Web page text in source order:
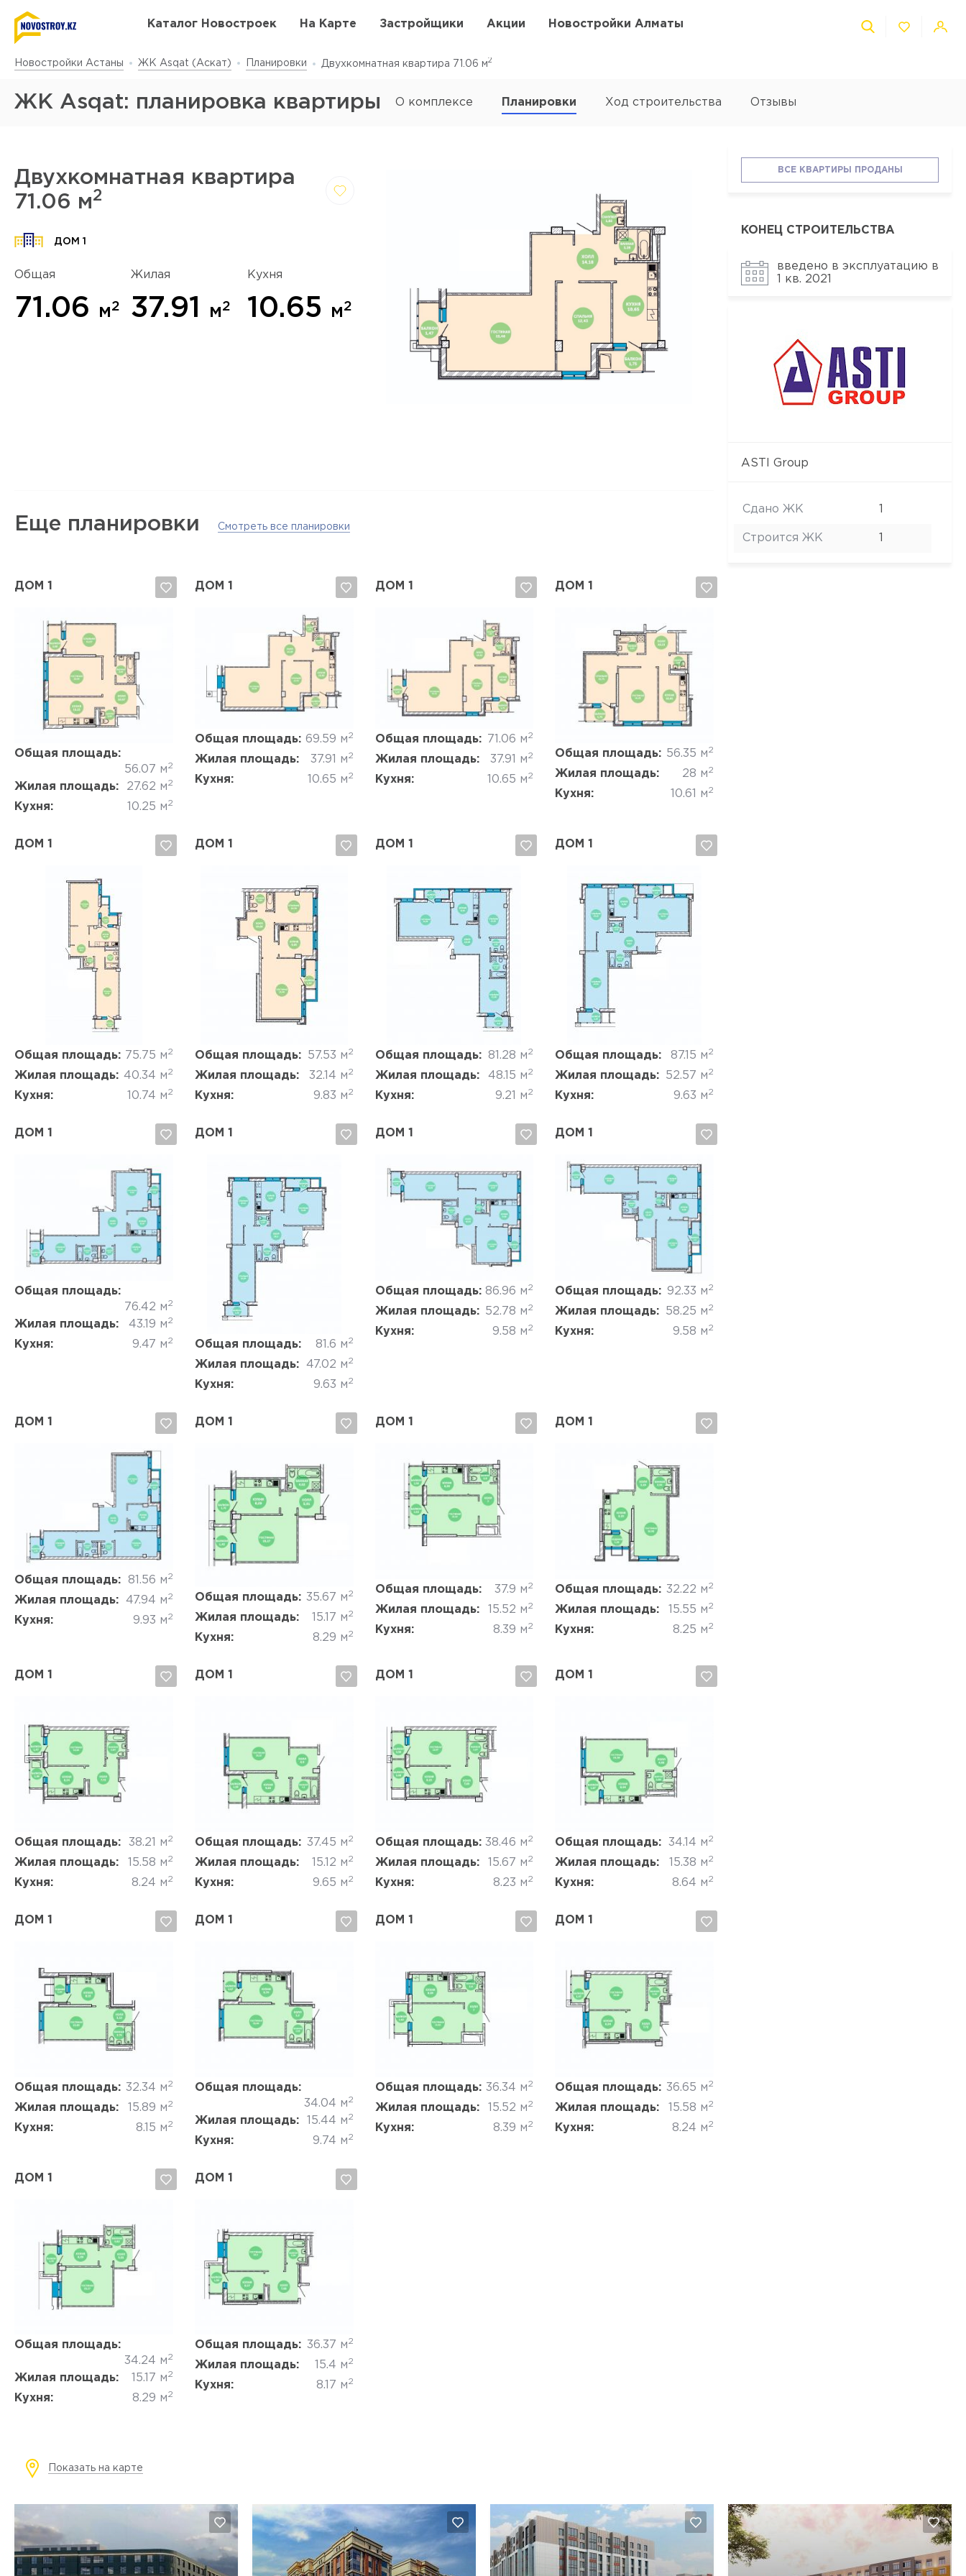
Каталог Новостроек На Карте Застройщики Акции Новостройки Алматы
Новостройки Астаны ЖК Asqat (Аскат) Планировки Двухкомнатная квартира 71.06 м2
ЖК Asqat: планировка квартиры О комплексе Планировки Ход строительства Отзывы
Двухкомнатная квартира
71.06 м2
ДОМ 1
Общая
71.06 м2
Жилая
37.91 м2
Кухня
10.65 м2
Еще планировки Смотреть все планировки
ДОМ 1
Общая площадь:
56.07 м2
Жилая площадь: 27.62 м2
Кухня: 10.25 м2
Да, удалить Отмена
ДОМ 1
Общая площадь: 69.59 м2
Жилая площадь: 37.91 м2
Кухня: 10.65 м2
Да, удалить Отмена
ДОМ 1
Общая площадь: 71.06 м2
Жилая площадь: 37.91 м2
Кухня: 10.65 м2
Отмена
ДОМ 1
Общая площадь: 56.35 м2
Жилая площадь: 28 м2
Кухня: 10.61 м2
Да, удалить Отмена
ДОМ 1
Общая площадь: 75.75 м2
Жилая площадь: 40.34 м2
Кухня: 10.74 м2
Отмена
ДОМ 1
Общая площадь: 57.53 м2
Жилая площадь: 32.14 м2
Кухня: 9.83 м2
Да, удалить Отмена
ДОМ 1
Общая площадь: 81.28 м2
Жилая площадь: 48.15 м2
Кухня: 9.21 м2
ДОМ 1
Общая площадь: 87.15 м2
Жилая площадь: 52.57 м2
Кухня: 9.63 м2
Да, удалить
ДОМ 1
Общая площадь:
76.42 м2
Жилая площадь: 43.19 м2
Кухня: 9.47 м2
ДОМ 1
Общая площадь: 81.6 м2
Жилая площадь: 47.02 м2
Кухня: 9.63 м2
Да, удалить
ДОМ 1
Общая площадь: 86.96 м2
Жилая площадь: 52.78 м2
Кухня: 9.58 м2
ДОМ 1
Общая площадь: 92.33 м2
Жилая площадь: 58.25 м2
Кухня: 9.58 м2
Отмена
ДОМ 1
Общая площадь: 81.56 м2
Жилая площадь: 47.94 м2
Кухня: 9.93 м2
Да, удалить Отмена
ДОМ 1
Общая площадь: 35.67 м2
Жилая площадь: 15.17 м2
Кухня: 8.29 м2
Да, удалить Отмена
ДОМ 1
Общая площадь: 37.9 м2
Жилая площадь: 15.52 м2
Кухня: 8.39 м2
ДОМ 1
Общая площадь: 32.22 м2
Жилая площадь: 15.55 м2
Кухня: 8.25 м2
Да, удалить
ДОМ 1
Общая площадь: 38.21 м2
Жилая площадь: 15.58 м2
Кухня: 8.24 м2
Да, удалить
ДОМ 1
Общая площадь: 37.45 м2
Жилая площадь: 15.12 м2
Кухня: 9.65 м2
Да, удалить Отмена
ДОМ 1
Общая площадь: 38.46 м2
Жилая площадь: 15.67 м2
Кухня: 8.23 м2
Да, удалить
ДОМ 1
Общая площадь: 34.14 м2
Жилая площадь: 15.38 м2
Кухня: 8.64 м2
Да, удалить Отмена
ДОМ 1
Общая площадь: 32.34 м2
Жилая площадь: 15.89 м2
Кухня: 8.15 м2
Да, удалить Отмена
ДОМ 1
Общая площадь:
34.04 м2
Жилая площадь: 15.44 м2
Кухня: 9.74 м2
Отмена
ДОМ 1
Общая площадь: 36.34 м2
Жилая площадь: 15.52 м2
Кухня: 8.39 м2
Да, удалить Отмена
ДОМ 1
Общая площадь: 36.65 м2
Жилая площадь: 15.58 м2
Кухня: 8.24 м2
Да, удалить Отмена
ДОМ 1
Общая площадь:
34.24 м2
Жилая площадь: 15.17 м2
Кухня: 8.29 м2
Отмена
ДОМ 1
Общая площадь: 36.37 м2
Жилая площадь: 15.4 м2
Кухня: 8.17 м2
Да, удалить Отмена
ВСЕ КВАРТИРЫ ПРОДАНЫ
КОНЕЦ СТРОИТЕЛЬСТВА
введено в эксплуатацию в
1 кв. 2021
ASTI Group
Сдано ЖК
Строится ЖК
Показать на карте